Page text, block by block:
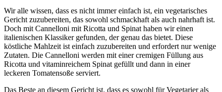
Wir alle wissen, dass es nicht immer einfach ist, ein vegetarisches
Gericht zuzubereiten, das sowohl schmackhaft als auch nahrhaft ist.
Doch mit Cannelloni mit Ricotta und Spinat haben wir einen
italienischen Klassiker gefunden, der genau das bietet. Diese
köstliche Mahlzeit ist einfach zuzubereiten und erfordert nur wenige
Zutaten. Die Cannelloni werden mit einer cremigen Füllung aus
Ricotta und vitaminreichem Spinat gefüllt und dann in einer
leckeren Tomatensoße serviert.
Das Beste an diesem Gericht ist, dass es sowohl für Vegetarier als